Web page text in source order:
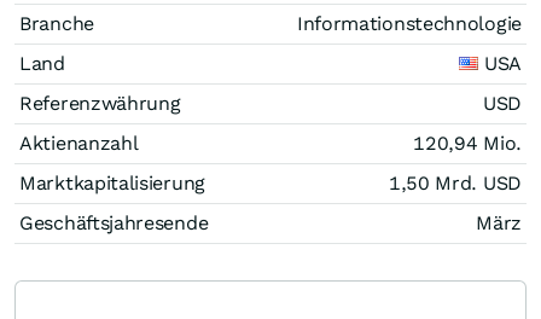
Branche
Informationstechnologie
Land
USA
Referenzwährung
USD
Aktienanzahl
120,94 Mio.
Marktkapitalisierung
1,50 Mrd. USD
Geschäftsjahresende
März